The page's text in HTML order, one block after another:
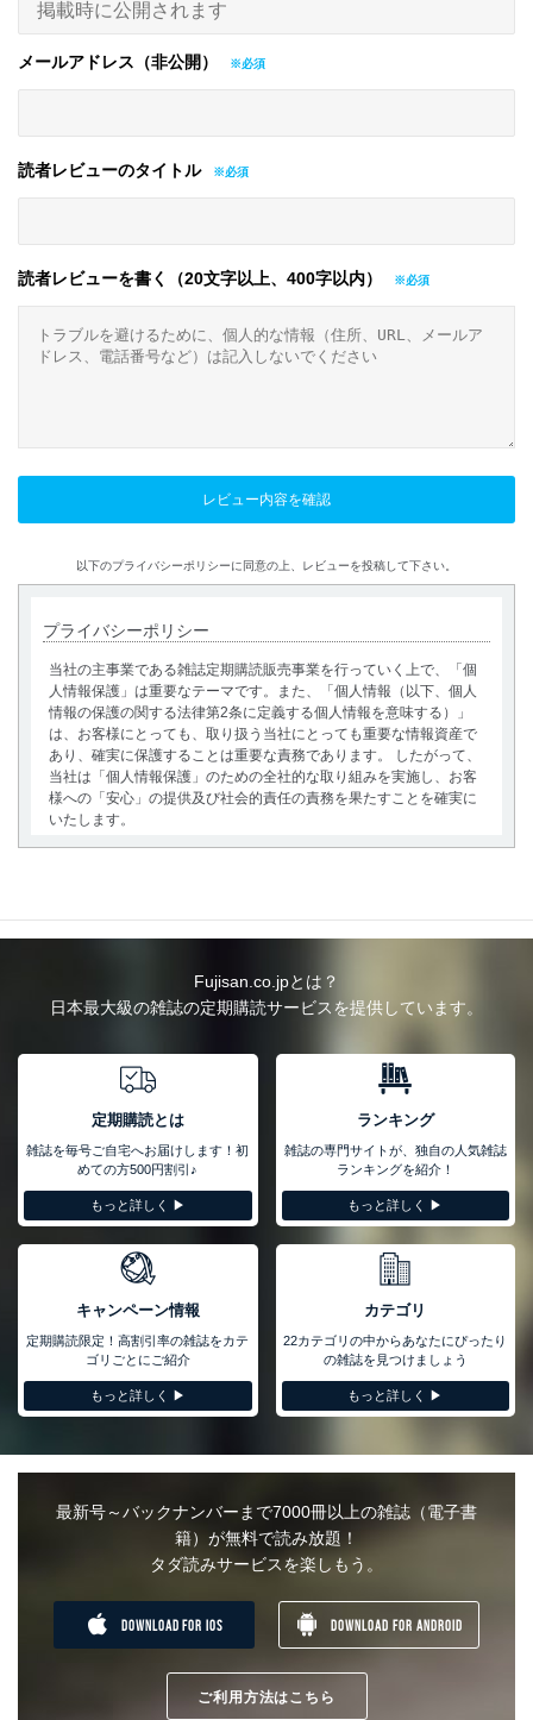
メールアドレス（非公開）
読者レビューのタイトル
読者レビューを書く（20文字以上、400字以内）
以下のプライバシーポリシーに同意の上、レビューを投稿して下さい。
プライバシーポリシー
当社の主事業である雑誌定期購読販売事業を行っていく上で、「個
人情報保護」は重要なテーマです。また、「個人情報（以下、個人
情報の保護の関する法律第2条に定義する個人情報を意味する）」
は、お客様にとっても、取り扱う当社にとっても重要な情報資産で
あり、確実に保護することは重要な責務であります。 したがって、
当社は「個人情報保護」のための全社的な取り組みを実施し、お客
様への「安心」の提供及び社会的責任の責務を果たすことを確実に
いたします。
確にし、本人の同意を得たうえで利用目的の達成に必要な範囲内で
適法かつ公正な手段によって取得・利用・提供を行います。また、
への提供・開示は行いません。当社においてはこれらの取り組みを
確実にするため、従業者等の教育を徹底してまいります。また、目
当社は、個人情報に関連する法令、国が定める指針及びその他の規
範を遵守します。また、当社の管理の仕組みに、これらの法令及び
その他の規範を常に適合させます。
個人情報の安全管理措置
ュリティ対策をはじめとする安全対策を実施し、個人情報の漏え
い、滅失またはき損の防止及び是正に努めます。
アクセス制御
個人データを取り扱うことのできる機器及び当該機器を取り扱
う従業者を明確化し、 個人データへの不要なアクセスを防止
アクセス者の識別と認証
ント制御）により、個人情報データベース等を取り扱う情報シ
外部からの不正アクセス等の防止
個人データを取り扱う機器等のオペレーティングシステムを最
新の状態に保持しています。
等を導入し、自動更新 機能等の活用により、これを最新状態
としています。
情報システムの使用に伴う漏洩等の防止
メール等により個人データの含まれるファイルを送信する場合
Fujisan.co.jpとは？
日本最大級の雑誌の定期購読サービスを提供しています。
定期購読とは
雑誌を毎号ご自宅へお届けします！初
めての方500円割引♪
もっと詳しく ▶︎
ランキング
雑誌の専門サイトが、独自の人気雑誌
ランキングを紹介！
もっと詳しく ▶︎
キャンペーン情報
定期購読限定！高割引率の雑誌をカテ
ゴリごとにご紹介
もっと詳しく ▶︎
カテゴリ
22カテゴリの中からあなたにぴったり
の雑誌を見つけましょう
もっと詳しく ▶︎
最新号～バックナンバーまで7000冊以上の雑誌（電子書
籍）が無料で読み放題！
タダ読みサービスを楽しもう。
DOWNLOAD FOR IOS DOWNLOAD FOR ANDROID
ご利用方法はこちら